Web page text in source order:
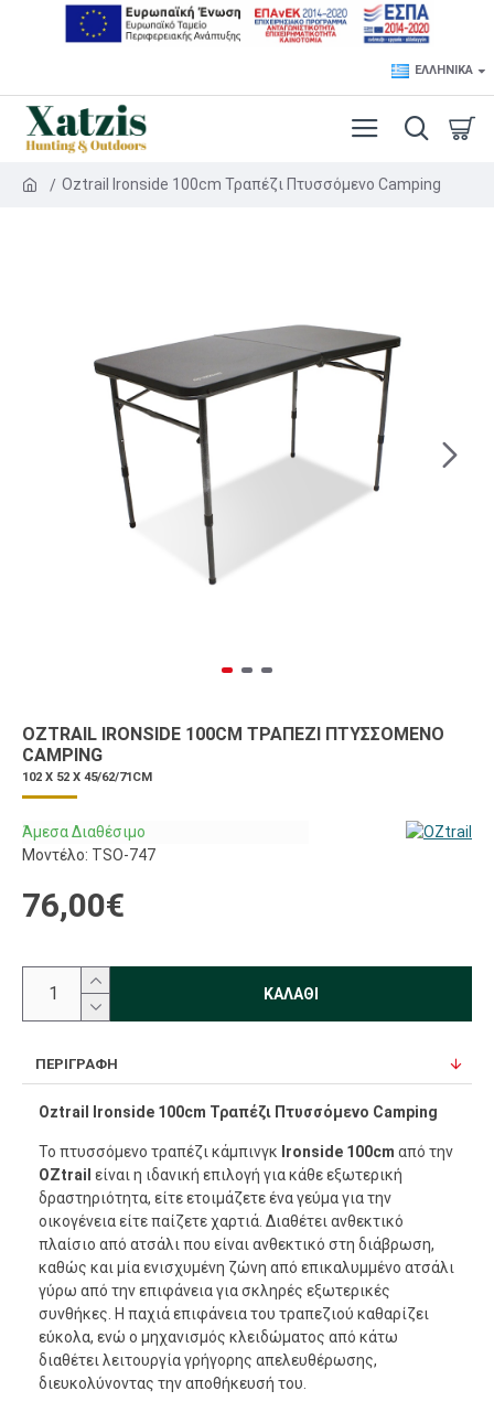
ΕΛΛΗΝΙΚΆ
Oztrail Ironside 100cm Τραπέζι Πτυσσόμενο Camping
OZTRAIL IRONSIDE 100CM ΤΡΑΠΈΖΙ ΠΤΥΣΣΌΜΕΝΟ
CAMPING
102 X 52 X 45/62/71CM
Άμεσα Διαθέσιμο
Μοντέλο: TSO-747
76,00€
ΚΑΛΆΘΙ
ΠΕΡΙΓΡΑΦΉ
Oztrail Ironside 100cm Τραπέζι Πτυσσόμενο Camping
Το πτυσσόμενο τραπέζι κάμπινγκ Ironside 100cm από την
OZtrail είναι η ιδανική επιλογή για κάθε εξωτερική
δραστηριότητα, είτε ετοιμάζετε ένα γεύμα για την
οικογένεια είτε παίζετε χαρτιά. Διαθέτει ανθεκτικό
πλαίσιο από ατσάλι που είναι ανθεκτικό στη διάβρωση,
καθώς και μία ενισχυμένη ζώνη από επικαλυμμένο ατσάλι
γύρω από την επιφάνεια για σκληρές εξωτερικές
συνθήκες. Η παχιά επιφάνεια του τραπεζιού καθαρίζει
εύκολα, ενώ ο μηχανισμός κλειδώματος από κάτω
διαθέτει λειτουργία γρήγορης απελευθέρωσης,
διευκολύνοντας την αποθήκευσή του.